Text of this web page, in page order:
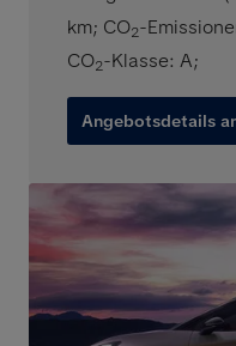
km; CO2-
CO2-Klasse: A;
Angebotsdetails